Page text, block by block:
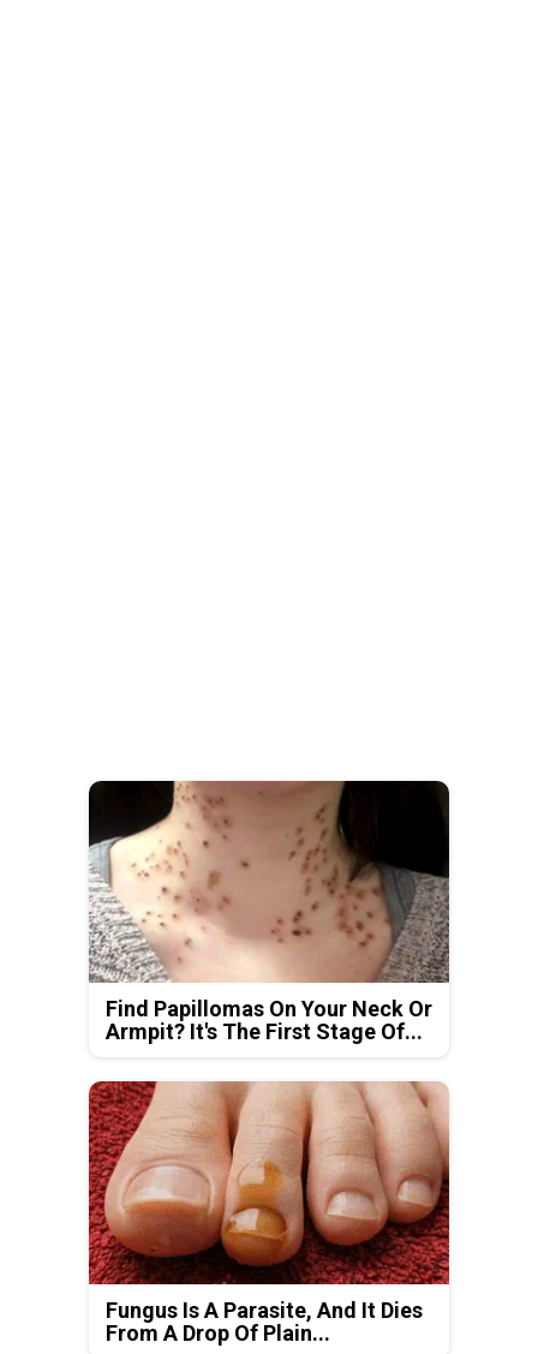
Find Papillomas On Your Neck Or
Armpit? It's The First Stage Of...
Fungus Is A Parasite, And It Dies
From A Drop Of Plain...